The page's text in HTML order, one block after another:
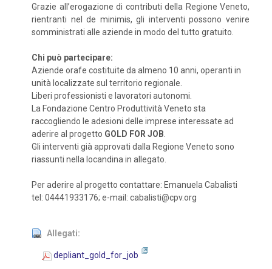
Grazie all’erogazione di contributi della Regione Veneto,
rientranti nel de minimis, gli interventi possono venire
somministrati alle aziende in modo del tutto gratuito.
Chi può partecipare:
Aziende orafe costituite da almeno 10 anni, operanti in
unità localizzate sul territorio regionale.
Liberi professionisti e lavoratori autonomi.
La Fondazione Centro Produttività Veneto sta
raccogliendo le adesioni delle imprese interessate ad
aderire al progetto GOLD FOR JOB.
Gli interventi già approvati dalla Regione Veneto sono
riassunti nella locandina in allegato.
Per aderire al progetto contattare: Emanuela Cabalisti
tel: 04441933176; e-mail: cabalisti@cpv.org
Allegati:
depliant_gold_for_job